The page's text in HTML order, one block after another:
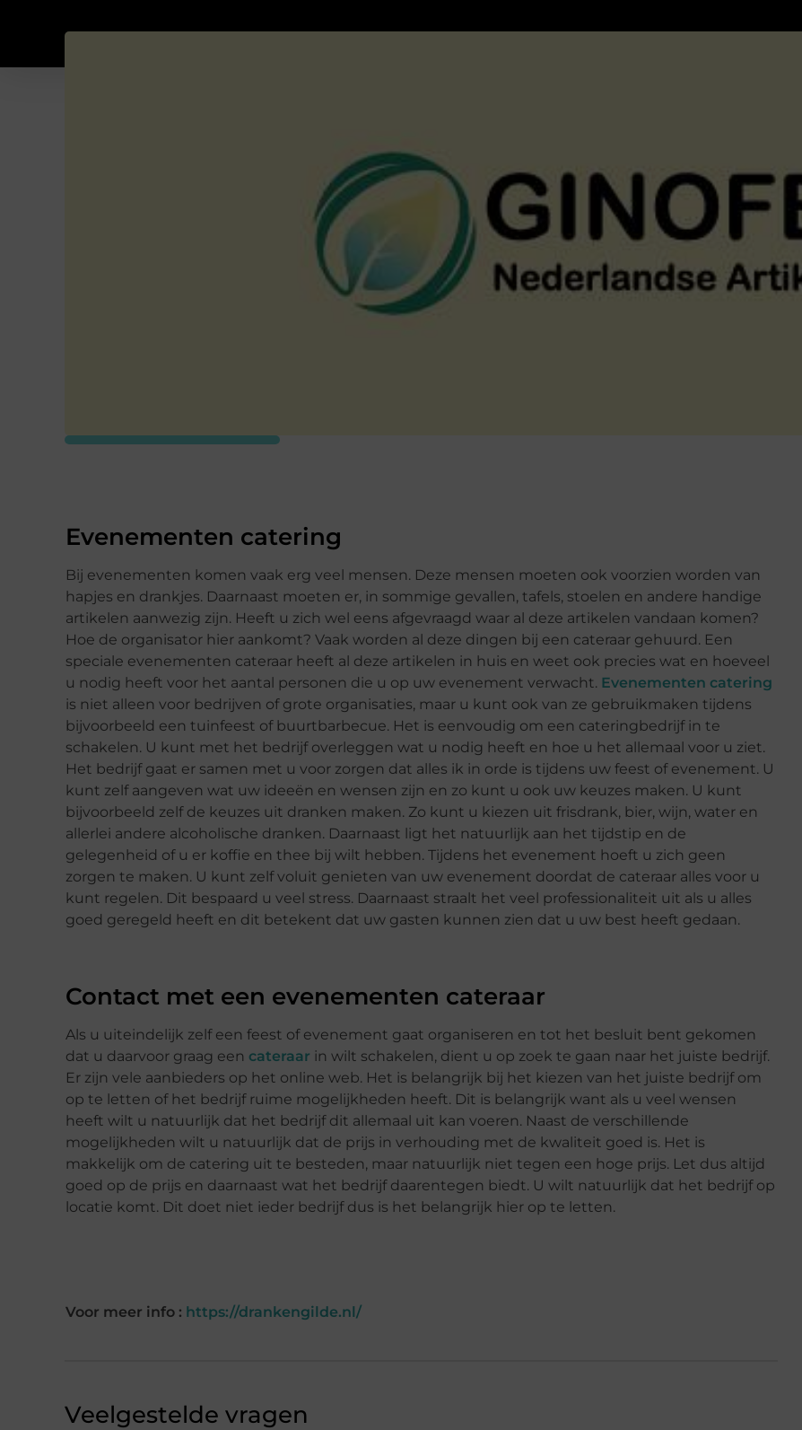
Evenementen catering
Bij evenementen komen vaak erg veel mensen. Deze mensen moeten ook voorzien worden van
hapjes en drankjes. Daarnaast moeten er, in sommige gevallen, tafels, stoelen en andere handige
artikelen aanwezig zijn. Heeft u zich wel eens afgevraagd waar al deze artikelen vandaan komen?
Hoe de organisator hier aankomt? Vaak worden al deze dingen bij een cateraar gehuurd. Een
speciale evenementen cateraar heeft al deze artikelen in huis en weet ook precies wat en hoeveel
u nodig heeft voor het aantal personen die u op uw evenement verwacht. Evenementen catering
is niet alleen voor bedrijven of grote organisaties, maar u kunt ook van ze gebruikmaken tijdens
bijvoorbeeld een tuinfeest of buurtbarbecue. Het is eenvoudig om een cateringbedrijf in te
schakelen. U kunt met het bedrijf overleggen wat u nodig heeft en hoe u het allemaal voor u ziet.
Het bedrijf gaat er samen met u voor zorgen dat alles ik in orde is tijdens uw feest of evenement. U
kunt zelf aangeven wat uw ideeën en wensen zijn en zo kunt u ook uw keuzes maken. U kunt
bijvoorbeeld zelf de keuzes uit dranken maken. Zo kunt u kiezen uit frisdrank, bier, wijn, water en
allerlei andere alcoholische dranken. Daarnaast ligt het natuurlijk aan het tijdstip en de
gelegenheid of u er koffie en thee bij wilt hebben. Tijdens het evenement hoeft u zich geen
zorgen te maken. U kunt zelf voluit genieten van uw evenement doordat de cateraar alles voor u
kunt regelen. Dit bespaard u veel stress. Daarnaast straalt het veel professionaliteit uit als u alles
goed geregeld heeft en dit betekent dat uw gasten kunnen zien dat u uw best heeft gedaan.
Contact met een evenementen cateraar
Als u uiteindelijk zelf een feest of evenement gaat organiseren en tot het besluit bent gekomen
dat u daarvoor graag een cateraar in wilt schakelen, dient u op zoek te gaan naar het juiste bedrijf.
Er zijn vele aanbieders op het online web. Het is belangrijk bij het kiezen van het juiste bedrijf om
op te letten of het bedrijf ruime mogelijkheden heeft. Dit is belangrijk want als u veel wensen
heeft wilt u natuurlijk dat het bedrijf dit allemaal uit kan voeren. Naast de verschillende
mogelijkheden wilt u natuurlijk dat de prijs in verhouding met de kwaliteit goed is. Het is
makkelijk om de catering uit te besteden, maar natuurlijk niet tegen een hoge prijs. Let dus altijd
goed op de prijs en daarnaast wat het bedrijf daarentegen biedt. U wilt natuurlijk dat het bedrijf op
locatie komt. Dit doet niet ieder bedrijf dus is het belangrijk hier op te letten.
Voor meer info : https://drankengilde.nl/
Veelgestelde vragen